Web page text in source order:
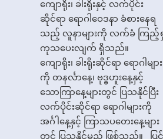
ကျောရိုး၊ ခါးရိုးနှင့် လက်ပိုင်း
ဆိုင်ရာ ရောဂါဝေဒနာ ခံစားနေရ
သည့် လူနာများကို လက်ခံ ကြည့်
ကုသပေးလျက် ရှိသည်။
ကျောရိုး၊ ခါးရိုးဆိုင်ရာ ရောဂါများ
ကို တနင်္လာနေ့၊ ဗုဒ္ဓဟူးနေ့နှင့်
သောကြာနေ့များတွင် ပြသနိုင်ပြီး
လက်ပိုင်းဆိုင်ရာ ရောဂါများကို
အင်္ဂါနေ့နှင့် ကြာသပတေးနေ့များ